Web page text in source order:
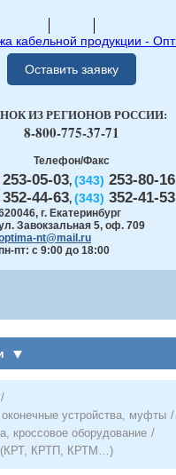
Оставить заявку
Телефон/Факс
253-05-03, (343) 253-80-16
352-44-63, (343) 352-41-53
, г. Екатеринбург
Завокзальная 5, оф. 709
nt@mail.ru
пт: с 9:00 до 18:00
ИЗ РЕГИОНОВ РОССИИ:
8-800-775-37-71
/
устройства, муфты /
кроссовое оборудование /
(КРТ, КРТП, КРТМ…)